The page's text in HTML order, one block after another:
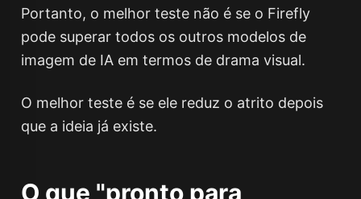
Portanto, o melhor teste não é se o Firefly
pode superar todos os outros modelos de
imagem de IA em termos de drama visual.
O melhor teste é se ele reduz o atrito depois
que a ideia já existe.
O que "pronto para